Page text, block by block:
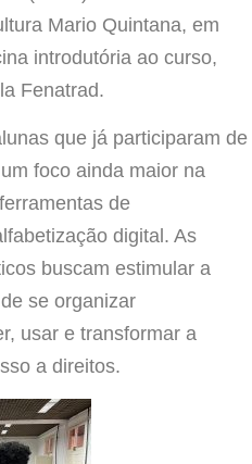
Mario Quintana, em
introdutória ao curso,
Fenatrad.
que já participaram de
foco ainda maior na
de
digital. As
buscam estimular a
se organizar
usar e transformar a
a direitos.